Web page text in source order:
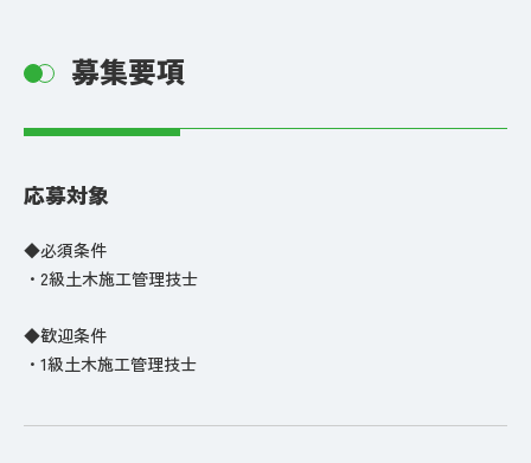
募集要項
応募対象
◆必須条件
・2級土木施工管理技士
◆歓迎条件
・1級土木施工管理技士